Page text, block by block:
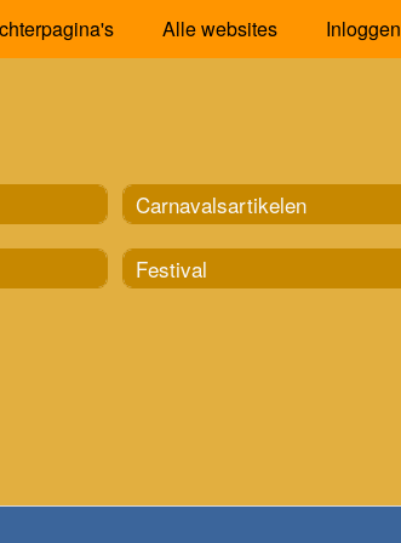
Alle websites Inloggen
Carnavalsartikelen
Festival